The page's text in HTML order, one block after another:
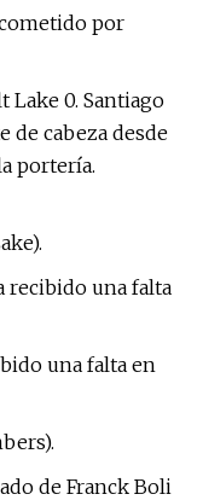
por
Lake 0. Santiago
de cabeza desde
portería.
recibido una falta
una falta en
de Franck Boli